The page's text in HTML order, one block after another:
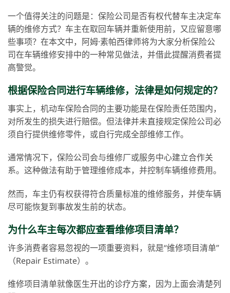
一个值得关注的问题是：保险公司是否有权代替车主决定车
辆的维修方式？车主在取回车辆并重新使用前，又应留意哪
些事项？在本文中，阿姆·素帕西律师将为大家分析保险公
司在车辆维修安排中的一种常见做法，并借此提醒消费者提
高警觉。
根据保险合同进行车辆维修，法律是如何规定的？
事实上，机动车保险合同的主要功能是在保险责任范围内，
对所发生的损失进行赔偿。但法律并未直接规定保险公司必
须自行提供维修零件，或自行完成全部维修工作。
通常情况下，保险公司会与维修厂或服务中心建立合作关
系。这种做法有助于管理维修成本，并控制车辆维修费用。
然而，车主仍有权获得符合质量标准的维修服务，并使车辆
尽可能恢复到事故发生前的状态。
为什么车主每次都应查看维修项目清单？
许多消费者容易忽视的一项重要资料，就是“维修项目清单”
（Repair Estimate）。
维修项目清单就像医生开出的诊疗方案，因为上面会清楚列